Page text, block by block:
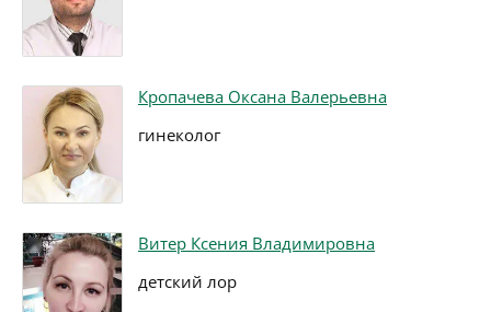
Кропачева Оксана Валерьевна
гинеколог
Витер Ксения Владимировна
детский лор